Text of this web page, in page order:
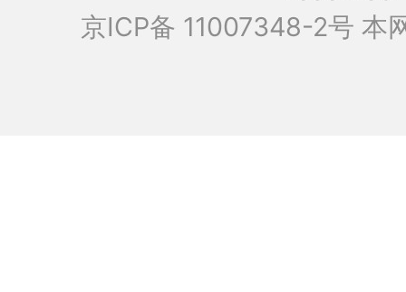
京ICP备 11007348-2号 本